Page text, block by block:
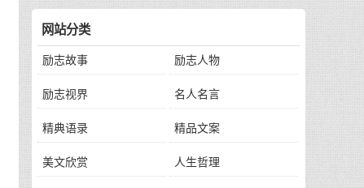
130亿，他的秘诀是？
网站分类
励志故事 励志人物
励志视界 名人名言
精典语录 精品文案
美文欣赏 人生哲理